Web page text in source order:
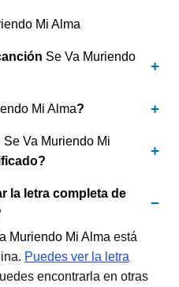
Mi Alma
Se Va Muriendo
Mi Alma?
Se Va Muriendo Mi
la letra completa de
Muriendo Mi Alma está
Puedes ver la letra
encontrarla en otras